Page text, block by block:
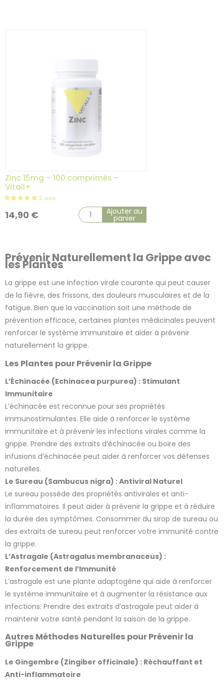
Prévenir Naturellement la Grippe avec
les Plantes
La grippe est une infection virale courante qui peut causer
de la fièvre, des frissons, des douleurs musculaires et de la
fatigue. Bien que la vaccination soit une méthode de
prévention efficace, certaines plantes médicinales peuvent
renforcer le système immunitaire et aider à prévenir
naturellement la grippe.
Les Plantes pour Prévenir la Grippe
L’Échinacée (Echinacea purpurea) : Stimulant
Immunitaire
L’échinacée est reconnue pour ses propriétés
immunostimulantes. Elle aide à renforcer le système
immunitaire et à prévenir les infections virales comme la
grippe. Prendre des extraits d’échinacée ou boire des
infusions d’échinacée peut aider à renforcer vos défenses
naturelles.
Le Sureau (Sambucus nigra) : Antiviral Naturel
Le sureau possède des propriétés antivirales et anti-
inflammatoires. Il peut aider à prévenir la grippe et à réduire
la durée des symptômes. Consommer du sirop de sureau ou
des extraits de sureau peut renforcer votre immunité contre
la grippe.
L’Astragale (Astragalus membranaceus) :
Renforcement de l’Immunité
L’astragale est une plante adaptogène qui aide à renforcer
le système immunitaire et à augmenter la résistance aux
infections. Prendre des extraits d’astragale peut aider à
maintenir votre santé pendant la saison de la grippe.
Autres Méthodes Naturelles pour Prévenir la
Grippe
Le Gingembre (Zingiber officinale) : Réchauffant et
Anti-inflammatoire
2 avis
Zinc 15mg – 100 comprimés –
Vitall+
14,90 € Ajouter au
panier